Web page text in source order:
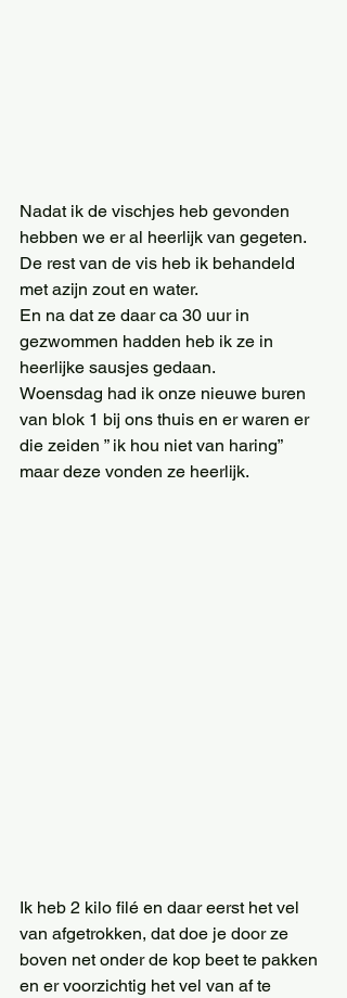
Nadat ik de vischjes heb gevonden
hebben we er al heerlijk van gegeten.
De rest van de vis heb ik behandeld
met azijn zout en water.
En na dat ze daar ca 30 uur in
gezwommen hadden heb ik ze in
heerlijke sausjes gedaan.
Woensdag had ik onze nieuwe buren
van blok 1 bij ons thuis en er waren er
die zeiden ” ik hou niet van haring”
maar deze vonden ze heerlijk.
Ik heb 2 kilo filé en daar eerst het vel
van afgetrokken, dat doe je door ze
boven net onder de kop beet te pakken
en er voorzichtig het vel van af te